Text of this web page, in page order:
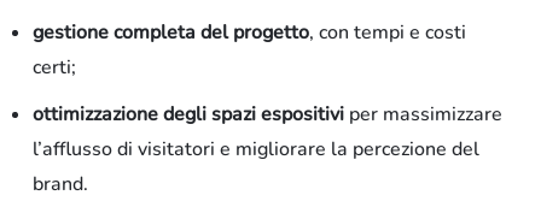
gestione completa del progetto, con tempi e costi
certi;
ottimizzazione degli spazi espositiviper massimizzare
l’afflusso di visitatori e migliorare la percezione del
brand.